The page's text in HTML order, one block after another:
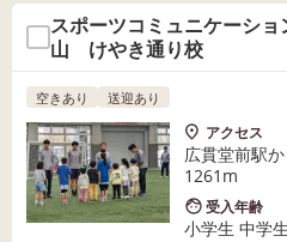
スポーツコミュニケーシ
山 けやき通り校
空きあり 送迎あり
アクセス
広貫堂前駅
1261m
受入年齢
小学生 中学